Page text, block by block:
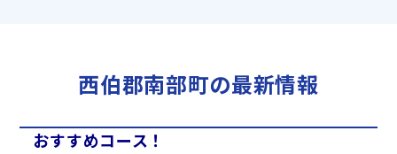
西伯郡南部町の最新情報
おすすめコース！